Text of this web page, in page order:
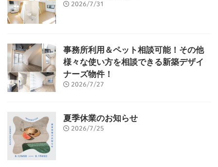
2026/7/31
事務所利用＆ペット相談可能！その他
様々な使い方を相談できる新築デザイ
ナーズ物件！
2026/7/27
夏季休業のお知らせ
2026/7/25